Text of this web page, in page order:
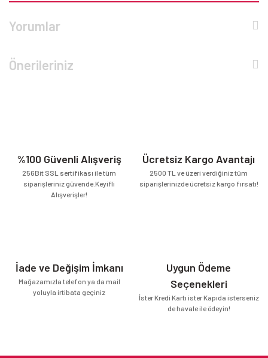
Yorumlar
Önerileriniz
%100 Güvenli Alışveriş
256Bit SSL sertifikası ile tüm
siparişleriniz güvende.Keyifli
Alışverişler!
Ücretsiz Kargo Avantajı
2500 TL ve üzeri verdiğiniz tüm
siparişlerinizde ücretsiz kargo fırsatı!
İade ve Değişim İmkanı
Mağazamızla telefon ya da mail
yoluyla irtibata geçiniz
Uygun Ödeme
Seçenekleri
İster Kredi Kartı ister Kapıda isterseniz
de havale ile ödeyin!